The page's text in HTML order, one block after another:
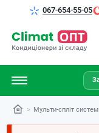
067-654-55-05
Мульти-спліт